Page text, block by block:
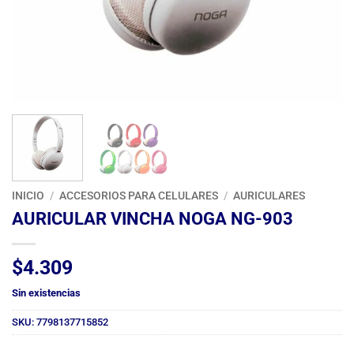
INICIO / ACCESORIOS PARA CELULARES / AURICULARES
AURICULAR VINCHA NOGA NG-903
$4.309
Sin existencias
SKU: 7798137715852